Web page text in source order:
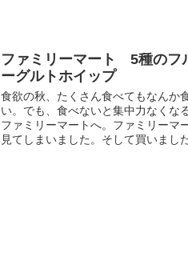
ファミリーマート 5種の
ーグルトホイップ
食欲の秋、たくさん食べてもなんか
い。でも、食べないと集中力なくな
ファミリーマートへ。ファミリーマ
見てしまいました。そして買いまし